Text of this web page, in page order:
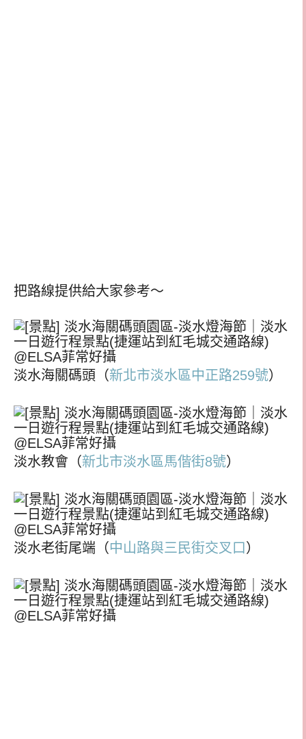
把路線提供給大家參考～
淡水海關碼頭（新北市淡水區中正路259號）
淡水教會（新北市淡水區馬偕街8號）
淡水老街尾端（中山路與三民街交叉口 ）